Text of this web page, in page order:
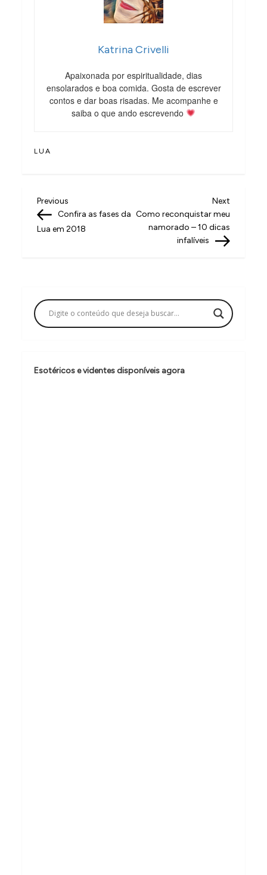
Katrina Crivelli
Apaixonada por espiritualidade, dias
ensolarados e boa comida. Gosta de escrever
contos e dar boas risadas. Me acompanhe e
saiba o que ando escrevendo
LUA
N
a
a
ç
o
d
Previous
Post
Previous
Confira as fases da
Lua em 2018
Next
Post
Next
Como reconquistar meu
namorado – 10 dicas
infalíveis
Esotéricos e videntes disponíveis agora